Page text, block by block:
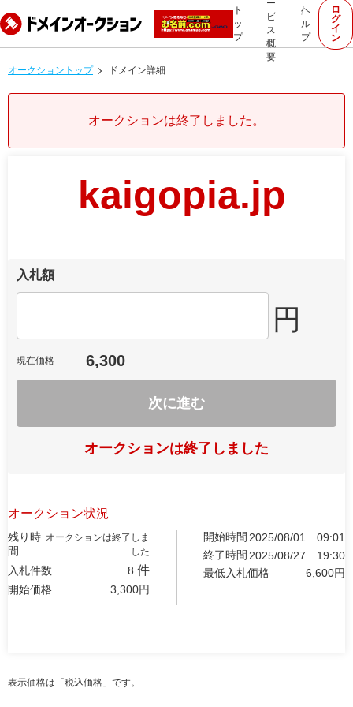
ト
ッ
プ
ー
ビ
ス
概
要
ヘ
ル
プ
ロ
グ
イ
ン
オークショントップ ドメイン詳細
オークションは終了しました。
kaigopia.jp
入札額
円
現在価格 6,300
次に進む
オークションは終了しました
オークション状況
残り時
間
オークションは終了しま
した
入札件数 8 件
開始価格 3,300円
開始時間 2025/08/01
09:01
終了時間 2025/08/27
19:30
最低入札価格
6,600円
表示価格は「税込価格」です。